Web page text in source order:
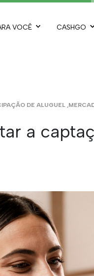
VOCÊ CASHGO
DE ALUGUEL,
a